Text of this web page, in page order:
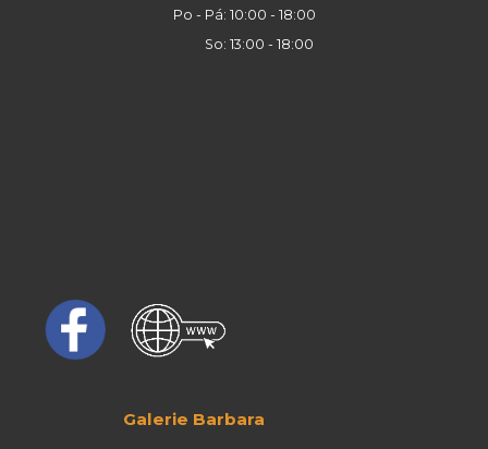
Po - Pá: 10:00 - 18:00
So: 13:00 - 18:00
Galerie Barbara